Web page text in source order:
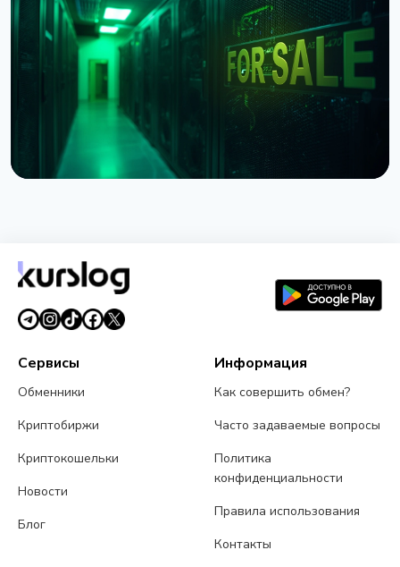
Хедж-фонд Ашенбреннера продал акции
майнеров на $1 млрд, IREN взлетел на 27%
30 июля 2026 г. 4 мин чтения
24 июля 2026 г.4 мин чтения
Сервисы
Обменники
Криптобиржи
Криптокошельки
Новости
Блог
Информация
Как совершить обмен?
Часто задаваемые вопросы
Политика
конфиденциальности
Правила использования
Контакты